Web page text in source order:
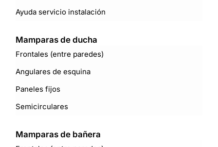
Ayuda servicio instalación
Mamparas de ducha
Frontales (entre paredes)
Angulares de esquina
Paneles fijos
Semicirculares
Mamparas de bañera